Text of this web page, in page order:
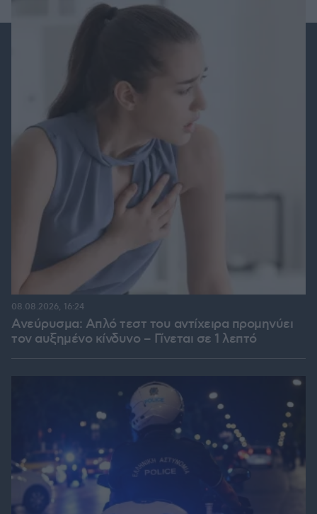
Ανεύρυσμα: Απλό τεστ του αντίχειρα προμηνύει
τον αυξημένο κίνδυνο – Γίνεται σε 1 λεπτό
08.08.2026, 16:24